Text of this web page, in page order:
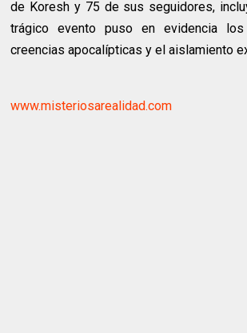
de Koresh y 75 de sus seguidores,
trágico evento puso en evidencia
creencias apocalípticas y el aislamiento
www.misteriosarealidad.com